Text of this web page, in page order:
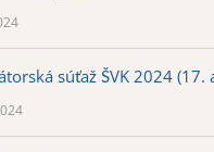
súťaž ŠVK 2024 (17.